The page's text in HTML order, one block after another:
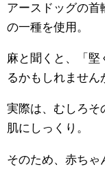
アースドッグの首
の一種を使用。
麻と聞くと、「堅
るかもしれません
実際は、むしろそ
肌にしっくり。
そのため、赤ちゃ